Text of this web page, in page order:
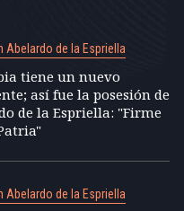
Abelardo de la Espriella
tiene un nuevo
así fue la posesión de
de la Espriella: "Firme
Abelardo de la Espriella